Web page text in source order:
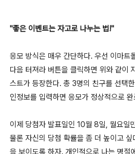
"좋은 이벤트는 자고로 나누는 법!"
응모 방식은 매우 간단하다. 우선 이마트
다음 터져라 버튼을 클릭하면 위와 같이
스트가 등장한다. 총 3명의 친구를 선택
인정보를 입력하면 응모가 정상적으로
이제 당첨자 발표일인 10월 8일, 월요일
물론 자신의 당첨 확률을 좀 더 높이고
을 보이도록 하자. 개인적으로 나는 명절